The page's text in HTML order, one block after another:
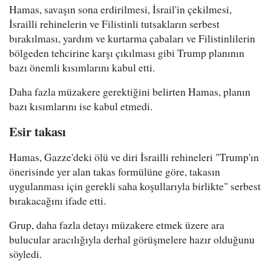
Hamas, savaşın sona erdirilmesi, İsrail'in çekilmesi,
İsrailli rehinelerin ve Filistinli tutsakların serbest
bırakılması, yardım ve kurtarma çabaları ve Filistinlilerin
bölgeden tehcirine karşı çıkılması gibi Trump planının
bazı önemli kısımlarını kabul etti.
Daha fazla müzakere gerektiğini belirten Hamas, planın
bazı kısımlarını ise kabul etmedi.
Esir takası
Hamas, Gazze'deki ölü ve diri İsrailli rehineleri "Trump'ın
önerisinde yer alan takas formülüne göre, takasın
uygulanması için gerekli saha koşullarıyla birlikte" serbest
bırakacağını ifade etti.
Grup, daha fazla detayı müzakere etmek üzere ara
bulucular aracılığıyla derhal görüşmelere hazır olduğunu
söyledi.